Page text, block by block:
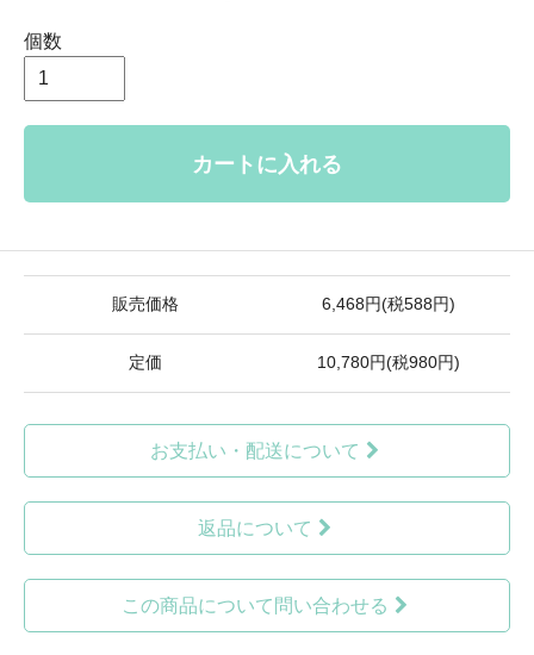
個数
カートに入れる
販売価格 6,468円(税588円)
定価 10,780円(税980円)
お支払い・配送について
返品について
この商品について問い合わせる